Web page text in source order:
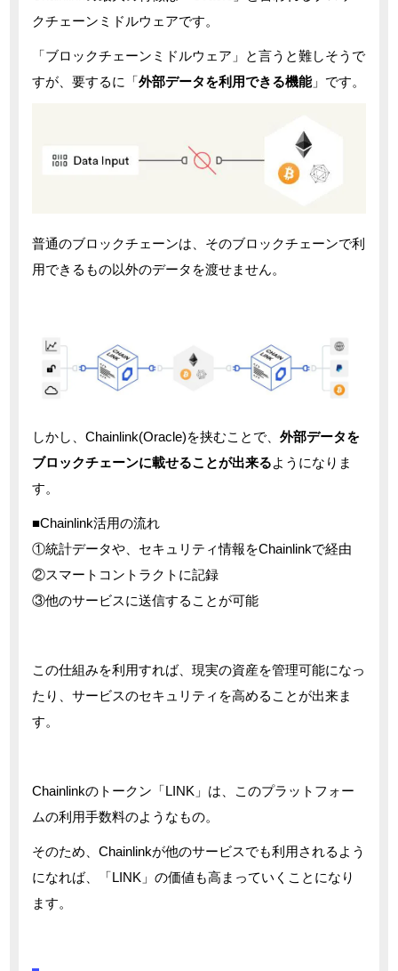
クチェーンミドルウェアです。
「ブロックチェーンミドルウェア」と言うと難しそうで
すが、要するに「外部データを利用できる機能」です。
普通のブロックチェーンは、そのブロックチェーンで利
用できるもの以外のデータを渡せません。
しかし、Chainlink(Oracle)を挟むことで、外部データを
ブロックチェーンに載せることが出来るようになりま
す。
■Chainlink活用の流れ
①統計データや、セキュリティ情報をChainlinkで経由
②スマートコントラクトに記録
③他のサービスに送信することが可能
この仕組みを利用すれば、現実の資産を管理可能になっ
たり、サービスのセキュリティを高めることが出来ま
す。
Chainlinkのトークン「LINK」は、このプラットフォー
ムの利用手数料のようなもの。
そのため、Chainlinkが他のサービスでも利用されるよう
になれば、「LINK」の価値も高まっていくことになり
ます。